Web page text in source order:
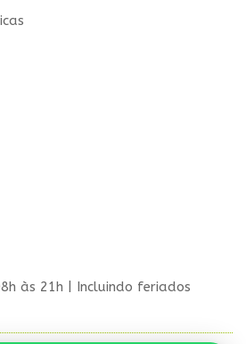
às 21h | Incluindo feriados